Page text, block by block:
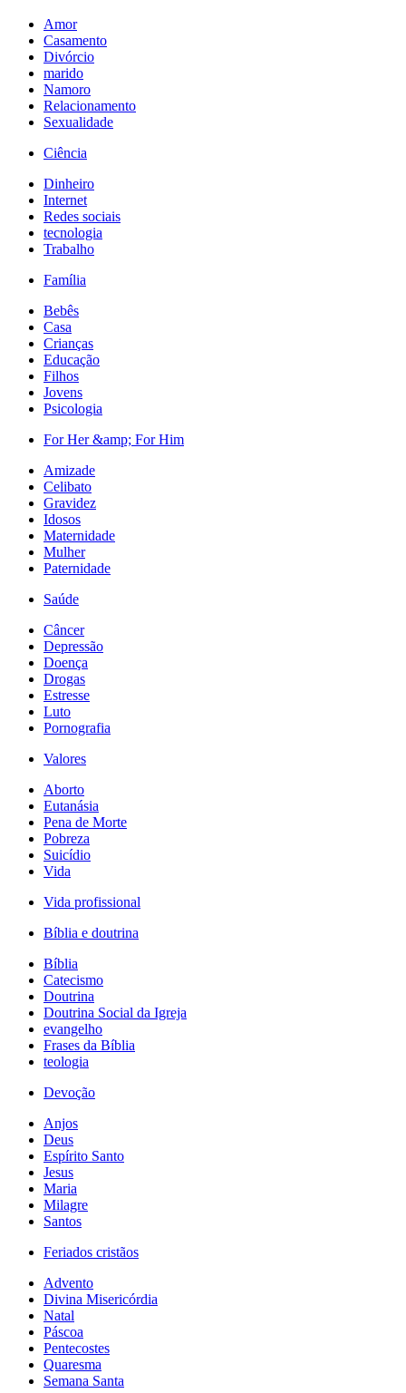
Amor
Casamento
Divórcio
marido
Namoro
Relacionamento
Sexualidade
Ciência
Dinheiro
Internet
Redes sociais
tecnologia
Trabalho
Família
Bebês
Casa
Crianças
Educação
Filhos
Jovens
Psicologia
For Her &amp; For Him
Amizade
Celibato
Gravidez
Idosos
Maternidade
Mulher
Paternidade
Saúde
Câncer
Depressão
Doença
Drogas
Estresse
Luto
Pornografia
Valores
Aborto
Eutanásia
Pena de Morte
Pobreza
Suicídio
Vida
Vida profissional
Bíblia e doutrina
Bíblia
Catecismo
Doutrina
Doutrina Social da Igreja
evangelho
Frases da Bíblia
teologia
Devoção
Anjos
Deus
Espírito Santo
Jesus
Maria
Milagre
Santos
Feriados cristãos
Advento
Divina Misericórdia
Natal
Páscoa
Pentecostes
Quaresma
Semana Santa